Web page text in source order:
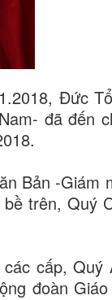
Đức
đã đến
Bản -Giám
trên, Quý
cấp, Quý
đoàn